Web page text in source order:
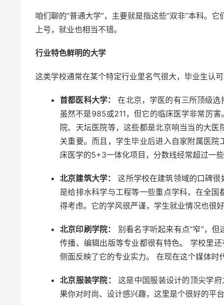
咱们聊的“普通大学”，主要就是指这些“双非”本科。
上号，就业也相当不错。
行业特色鲜明的大学
这类学校通常在某个特定行业里名气很大，毕业生认可
首都医科大学：
在北京，学医的有三所顶级
虽然不是985或211，但它的临床医学非常厉
院、天坛医院等，这些都是北京响当当的大
关重要。而且，学生毕业后进入自家附属医
床医学的5+3一体化项目，分数线经常超过一些
北京建筑大学：
这所学校在建筑领域的口碑
是给排水科学与工程等一些重点学科，在全
得考虑。它的学风很严谨，学生就业情况也很好
北京印刷学院：
别看名字听起来有点“窄”，
传播、编辑出版等专业都很有特色。 学校里
侧面反映了它的专业实力。 在现在这个媒体时
北京服装学院：
这是中国服装设计的顶尖学
果你对时尚、设计感兴趣，这里是个很好的平台